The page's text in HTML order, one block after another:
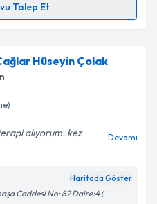
Talep Et
Özleniçin randevu
bu uzmandan randevu
e-posta ile
ilişkinAydınlatma
Hüseyin Çolak
alıyorum. kez
Devamı
Haritada Göster
Caddesi No: 82 Daire:4 (